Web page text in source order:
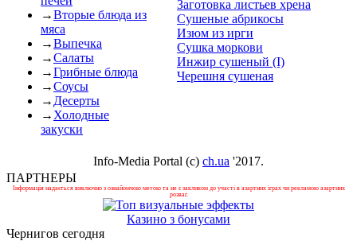
→Вторые блюда из
мяса
→Выпечка
→Салаты
→Грибные блюда
→Соусы
→ Десерты
→ Холодные
закуски
Заготовка листьев хрена
Сушеные абрикосы
Изюм из ирги
Сушка моркови
Инжир сушеный (I)
Черешня сушеная
Info-Media Portal (c) ch.ua '2017.
ПАРТНЕРЫ
Інформація надається виключно з ознайомчою метою та не є закликом до участі в азартних іграх чи рекламою азартних
розваг.
Казино з бонусами
Чернигов сегодня